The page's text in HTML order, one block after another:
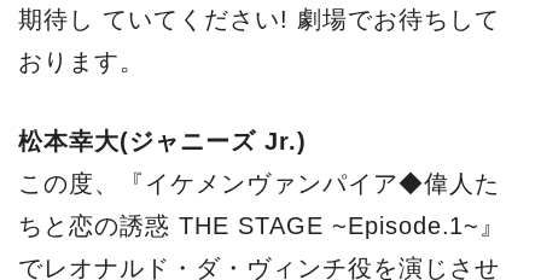
期待し ていてください! 劇場でお待ちして
おります。
松本幸大(ジャニーズ Jr.)
この度、『イケメンヴァンパイア◆偉人た
ちと恋の誘惑 THE STAGE ~Episode.1~』
でレオナルド・ダ・ヴィンチ役を演じさせ